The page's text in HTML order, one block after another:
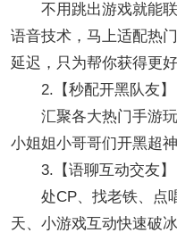
不用跳出游戏就能联
语音技术，马上适配热
延迟，只为帮你获得更
2.【秒配开黑队友】
汇聚各大热门手游玩
小姐姐小哥哥们开黑超神
3.【语聊互动交友】
处CP、找老铁、点唱
天、小游戏互动快速破